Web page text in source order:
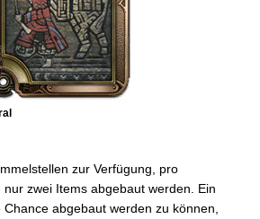
zur Verfügung, pro
zwei Items abgebaut werden. Ein
abgebaut werden zu können,